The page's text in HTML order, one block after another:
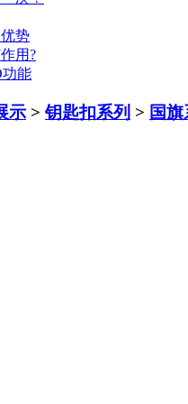
势
用?
功能
示 >钥匙扣系列 > 国